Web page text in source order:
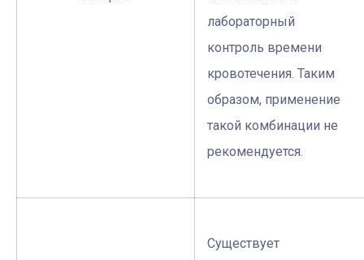
лабораторный
контроль времени
кровотечения. Таким
образом, применение
такой комбинации не
рекомендуется.
Существует